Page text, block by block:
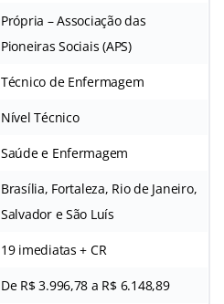
Própria – Associação das
Pioneiras Sociais (APS)
Técnico de Enfermagem
Nível Técnico
Saúde e Enfermagem
Brasília, Fortaleza, Rio de Janeiro,
Salvador e São Luís
19 imediatas + CR
De R$ 3.996,78 a R$ 6.148,89